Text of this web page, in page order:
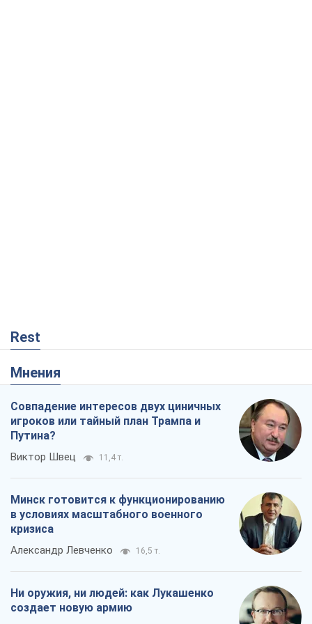
Rest
Мнения
Совпадение интересов двух циничных
игроков или тайный план Трампа и
Путина?
Виктор Швец 11,4 т.
Минск готовится к функционированию
в условиях масштабного военного
кризиса
Александр Левченко 16,5 т.
Ни оружия, ни людей: как Лукашенко
создает новую армию